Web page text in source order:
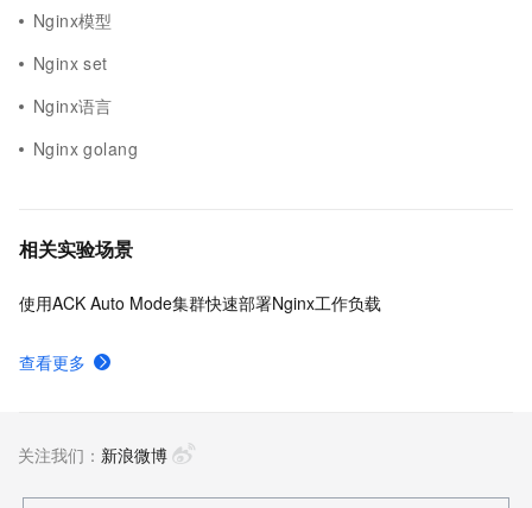
Nginx模型
Nginx set
Nginx语言
Nginx golang
相关实验场景
使用ACK Auto Mode集群快速部署Nginx工作负载
查看更多
关注我们： 新浪微博